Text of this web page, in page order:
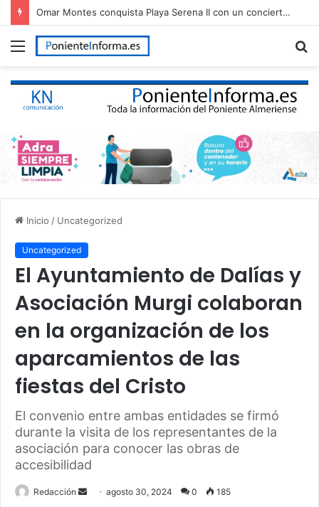
Omar Montes conquista Playa Serena II con un concierto multitudinario en Roquetas de Mar
Menú
Inicio / Uncategorized
Uncategorized
El Ayuntamiento de Dalías y
Asociación Murgi colaboran
en la organización de los
aparcamientos de las
fiestas del Cristo
El convenio entre ambas entidades se firmó
durante la visita de los representantes de la
asociación para conocer las obras de
accesibilidad
Redacción
Sendagosto 30, 2024 0 185